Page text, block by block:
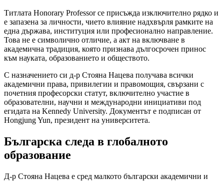
Титлата Honorary Professor се присъжда изключително рядко и
е запазена за личности, чието влияние надхвърля рамките на
една държава, институция или професионално направление.
Това не е символично отличие, а акт на включване в
академична традиция, която признава дългосрочен принос
към науката, образованието и обществото.
С назначението си д-р Стояна Нацева получава всички
академични права, привилегии и правомощия, свързани с
почетния професорски статут, включително участие в
образователни, научни и международни инициативи под
егидата на Kennedy University. Документът е подписан от
Hongjung Yun, президент на университета.
Българска следа в глобалното
образование
Д-р Стояна Нацева е сред малкото български академични и